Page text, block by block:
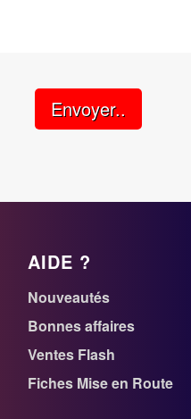
Envoyer..
AIDE ?
Nouveautés
Bonnes affaires
Ventes Flash
Fiches Mise en Route